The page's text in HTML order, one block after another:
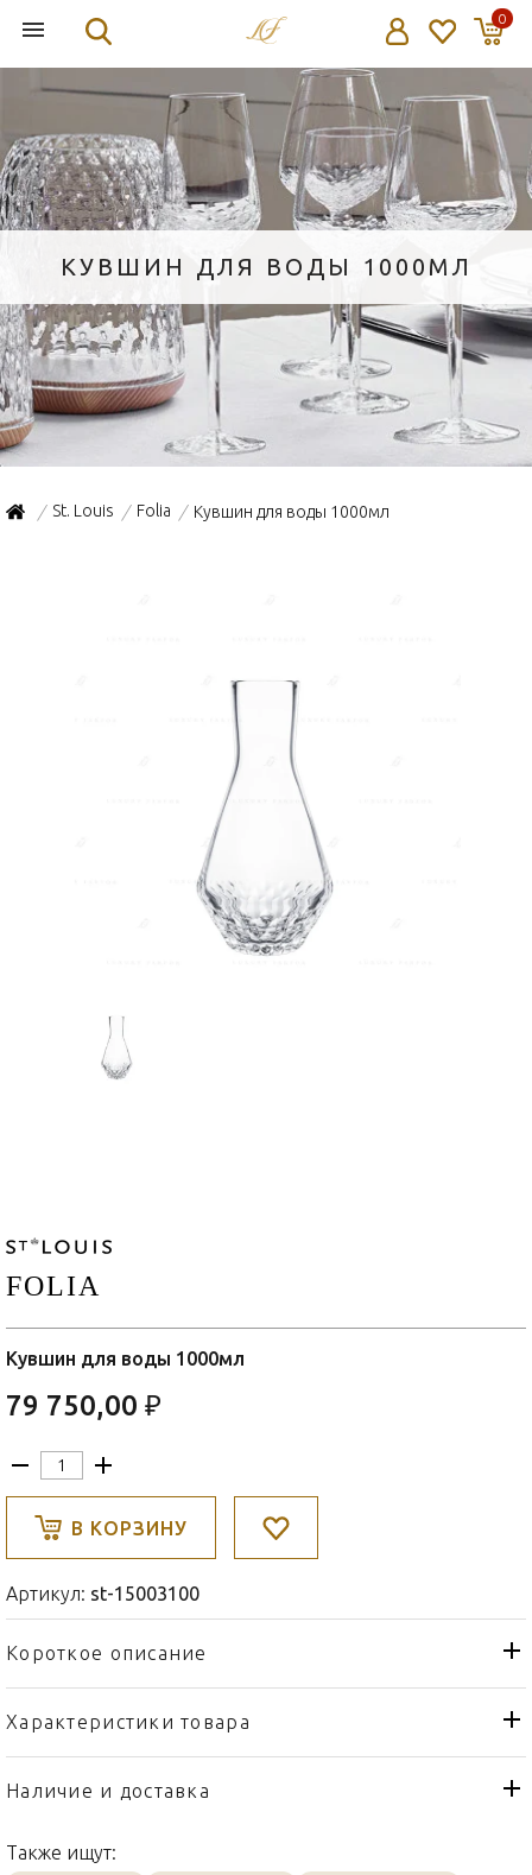
0
КУВШИН ДЛЯ ВОДЫ 1000МЛ
/ St. Louis / Folia / Кувшин для воды 1000мл
FOLIA
Кувшин для воды 1000мл
79 750,00 ₽
В КОРЗИНУ
Артикул: st-15003100
Короткое описание
Характеристики товара
Тип товара
Кувшин
Бренд
Страна производителя
Наличие и доставка
Также ищут: